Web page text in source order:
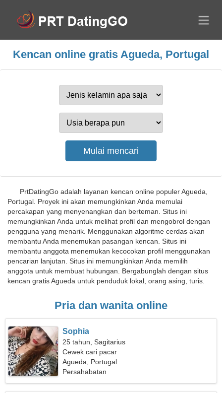
Kencan online gratis Agueda, Portugal
PrtDatingGo adalah layanan kencan online populer Agueda,
Portugal. Proyek ini akan memungkinkan Anda memulai
percakapan yang menyenangkan dan berteman. Situs ini
memungkinkan Anda untuk melihat profil dan mengobrol dengan
pengguna yang menarik. Menggunakan algoritme cerdas akan
membantu Anda menemukan pasangan kencan. Situs ini
membantu anggota menemukan kecocokan profil menggunakan
pencarian lanjutan. Situs ini memungkinkan Anda memilih
anggota untuk membuat hubungan. Bergabunglah dengan situs
kencan gratis Agueda untuk penduduk lokal, orang asing, turis.
Pria dan wanita online
Sophia
25 tahun, Sagitarius
Cewek cari pacar
Agueda, Portugal
Persahabatan